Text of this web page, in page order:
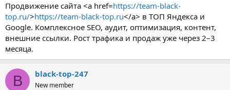
Продвижение сайта <a href=https://team-black-
top.ru/>https://team-black-top.ru</a> в ТОП Яндекса и
Google. Комплексное SEO, аудит, оптимизация, контент,
внешние ссылки. Рост трафика и продаж уже через 2–3
месяца.
B black-top-247
New member